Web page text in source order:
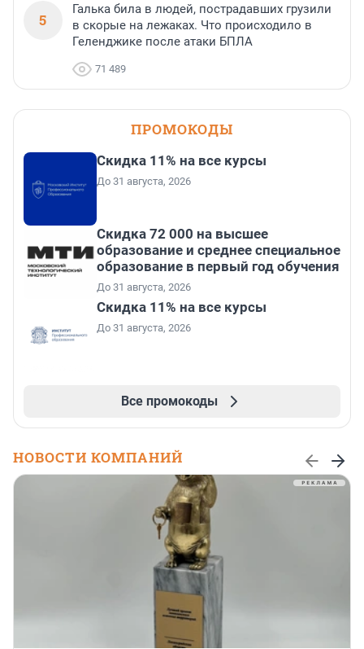
5
Галька била в людей, пострадавших грузили
в скорые на лежаках. Что происходило в
Геленджике после атаки БПЛА
71 489
ПРОМОКОДЫ
Скидка 11% на все курсы
До 31 августа, 2026
Скидка 72 000 на высшее
образование и среднее специальное
образование в первый год обучения
До 31 августа, 2026
Скидка 11% на все курсы
До 31 августа, 2026
Все промокоды
НОВОСТИ КОМПАНИЙ